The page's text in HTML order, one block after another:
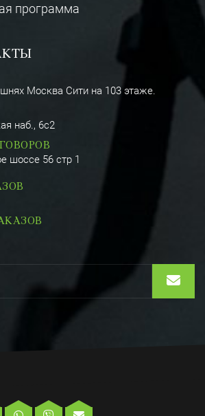
программа
Москва Сити на 103 этаже.
наб., 6с2
шоссе 56 стр 1